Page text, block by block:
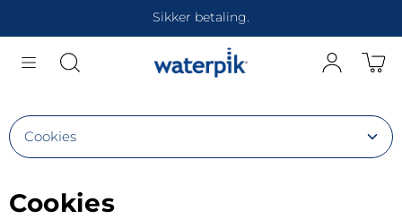
Sikker betaling.
Informationsmenu
Cookies